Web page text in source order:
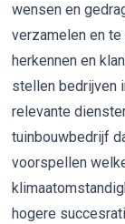
wensen en
verzamelen en te
herkennen en
stellen bedrijven
relevante
tuinbouwbedrijf
voorspellen
hogere